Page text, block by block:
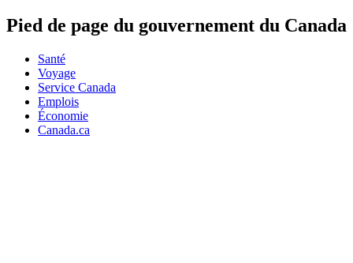
Pied de page du gouvernement du Canada
Santé
Voyage
Service Canada
Emplois
Économie
Canada.ca